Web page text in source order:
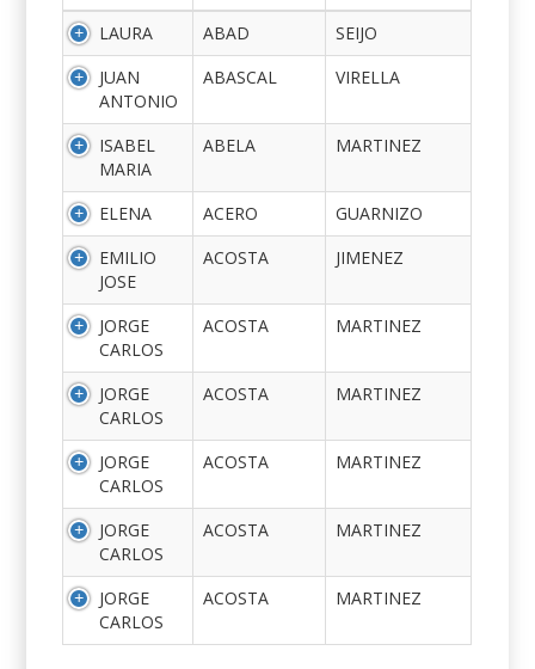
LAURA
ABAD
SEIJO
JUAN
ANTONIO
ABASCAL VIRELLA
ISABEL
MARIA
ABELA MARTINEZ
ELENA ACERO
GUARNIZO
EMILIO
JOSE
ACOSTA JIMENEZ
JORGE
CARLOS
ACOSTA MARTINEZ
JORGE
CARLOS
ACOSTA MARTINEZ
JORGE
CARLOS
ACOSTA MARTINEZ
JORGE
CARLOS
ACOSTA MARTINEZ
JORGE
CARLOS
ACOSTA MARTINEZ